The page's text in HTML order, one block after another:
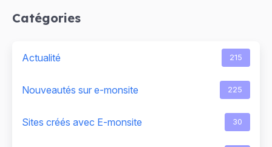
Catégories
Actualité 215
Nouveautés sur e-monsite 225
Sites créés avec E-monsite 30